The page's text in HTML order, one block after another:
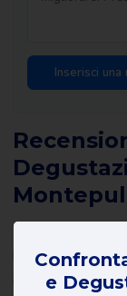
Tutte le recensioni
Montepulciano su
reali con
e